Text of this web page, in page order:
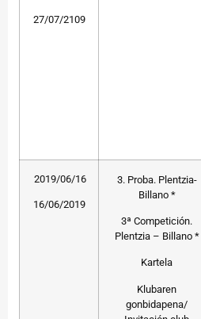
27/07/2109
2019/06/16
16/06/2019
3. Proba. Plentzia-
Billano *
3ª Competición.
Plentzia – Billano *
Kartela
Klubaren
gonbidapena/